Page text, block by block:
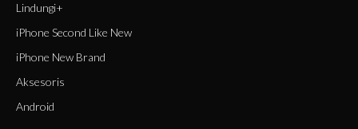
Lindungi+
iPhone Second Like New
iPhone New Brand
Aksesoris
Android